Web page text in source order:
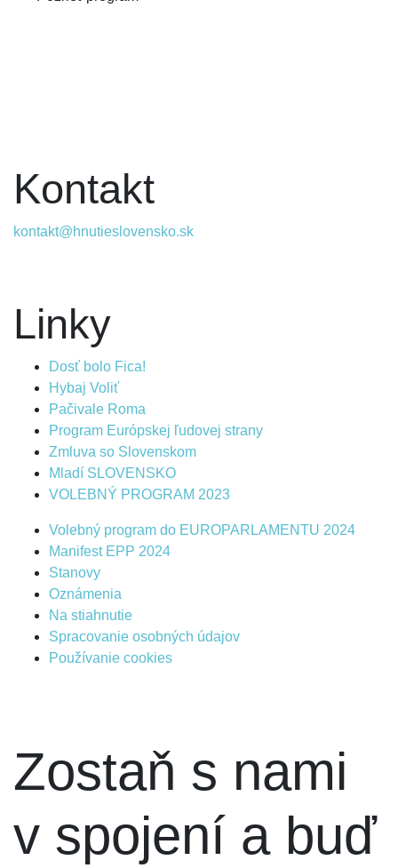
Kontakt
kontakt@hnutieslovensko.sk
Linky
Dosť bolo Fica!
Hybaj Voliť
Pačivale Roma
Program Európskej ľudovej strany
Zmluva so Slovenskom
Mladí SLOVENSKO
VOLEBNÝ PROGRAM 2023
Volebný program do EUROPARLAMENTU 2024
Manifest EPP 2024
Stanovy
Oznámenia
Na stiahnutie
Spracovanie osobných údajov
Používanie cookies
Zostaň s nami
v spojení a buď